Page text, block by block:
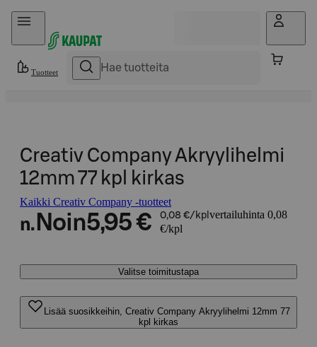
Hyppää sisältöön
Tuotteet
Creativ Company Akryylihelmi
12mm 77 kpl kirkas
Kaikki Creativ Company -tuotteet
n. Noin5,95 € 0,08 €/kpl vertailuhinta 0,08
€/kpl
Valitse toimitustapa
Lisää suosikkeihin, Creativ Company Akryylihelmi 12mm 77
kpl kirkas